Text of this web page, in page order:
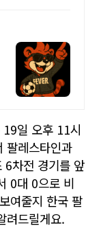
19일 오후 11시
팔레스타인과
차전 경기를 앞
0대 0으로 비
여줄지 한국 팔
려드릴게요.